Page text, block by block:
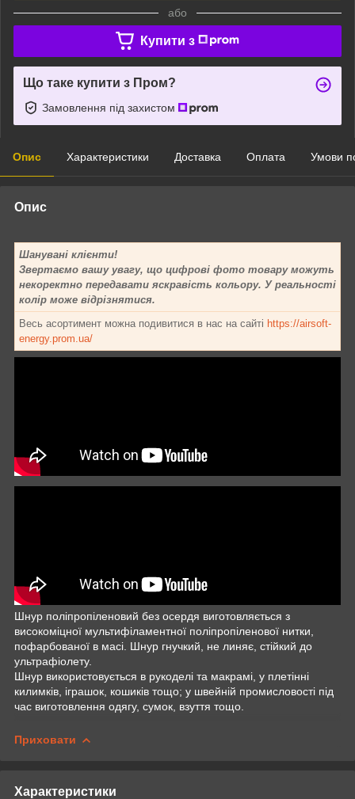
або
Купити з
Що таке купити з Пром?
Замовлення під захистом
Опис Характеристики Доставка Оплата Умови
Опис
Шанувані клієнти!
Звертаємо вашу увагу, що цифрові фото товару можуть
некоректно передавати яскравість кольору. У реальності
колір може відрізнятися.
Весь асортимент можна подивитися в нас на сайті https://airsoft-
energy.prom.ua/
Шнур поліпропіленовий без осердя виготовляється з
високоміцної мультифіламентної поліпропіленової нитки,
пофарбованої в масі. Шнур гнучкий, не линяє, стійкий до
ультрафіолету.
Шнур використовується в рукоделі та макрамі, у плетінні
килимків, іграшок, кошиків тощо; у швейній промисловості під
час виготовлення одягу, сумок, взуття тощо.
Приховати
Характеристики